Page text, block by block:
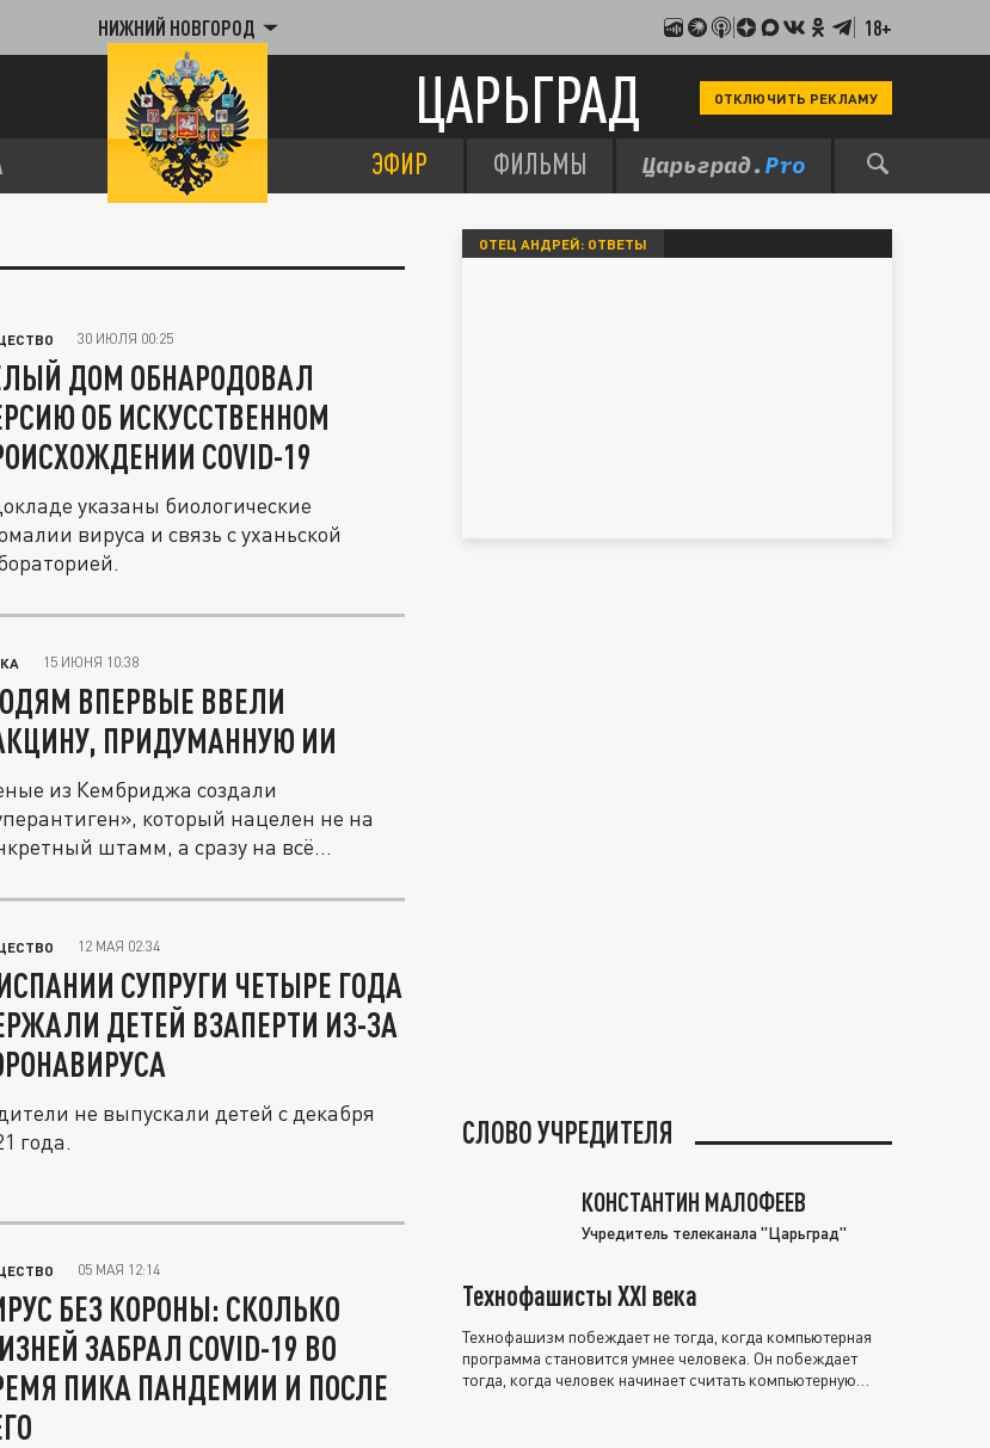
НИЖНИЙ НОВГОРОД 18+
ЦАРЬГРАД ОТКЛЮЧИТЬ РЕКЛАМУ
ЭФИР ФИЛЬМЫ
30 ИЮЛЯ 00:25
ДОМ ОБНАРОДОВАЛ
ОБ ИСКУССТВЕННОМ
COVID-19
указаны биологические
вируса и связь с уханьской
15 ИЮНЯ 10:38
ВПЕРВЫЕ ВВЕЛИ
ПРИДУМАННУЮ ИИ
из Кембриджа создали
который нацелен не на
штамм, а сразу на всё
12 МАЯ 02:34
СУПРУГИ ЧЕТЫРЕ ГОДА
ДЕТЕЙ ВЗАПЕРТИ ИЗ-ЗА
не выпускали детей с декабря
года.
05 МАЯ 12:14
БЕЗ КОРОНЫ: СКОЛЬКО
ЗАБРАЛ COVID-19 ВО
ПИКА ПАНДЕМИИ И ПОСЛЕ
ОТЕЦ АНДРЕЙ: ОТВЕТЫ
СЛОВО УЧРЕДИТЕЛЯ
КОНСТАНТИН МАЛОФЕЕВ
Учредитель телеканала "Царьград"
Технофашисты XXI века
Технофашизм побеждает не тогда, когда компьютерная
программа становится умнее человека. Он побеждает
тогда, когда человек начинает считать компьютерную